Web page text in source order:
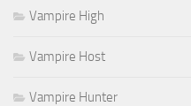
Vampire High
Vampire Host
Vampire Hunter